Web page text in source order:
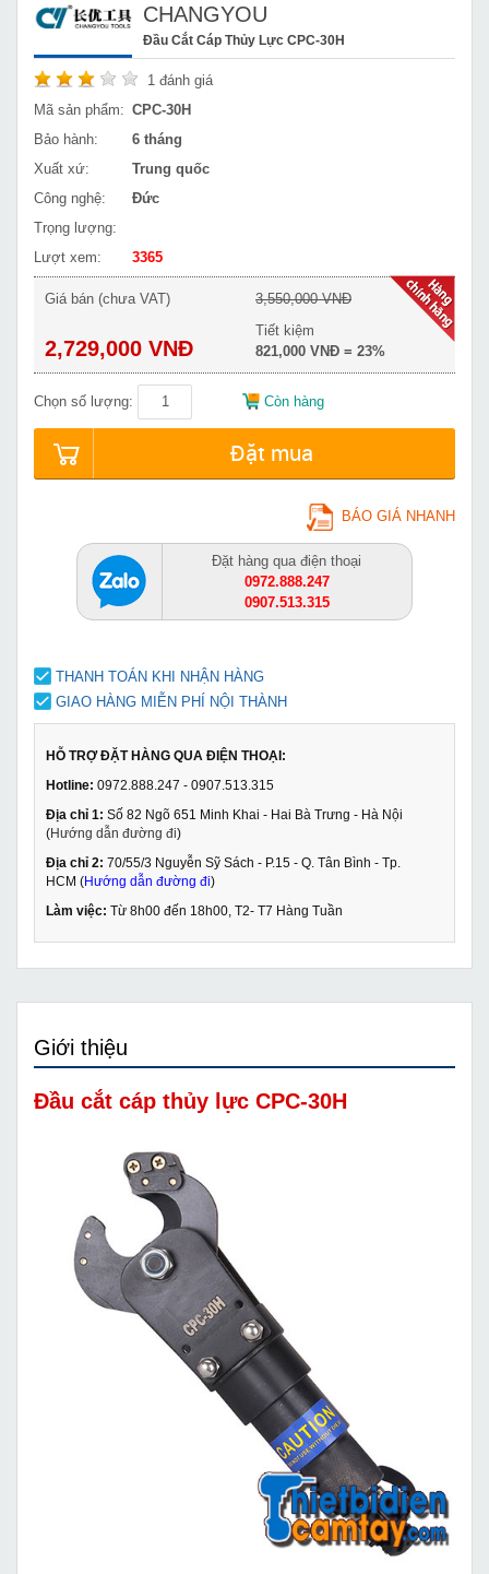
CHANGYOU
Đầu Cắt Cáp Thủy Lực CPC-30H
1 đánh giá
Mã sản phẩm: CPC-30H
Bảo hành:
6 tháng
Xuất xứ:
Trung quốc
Công nghệ:
Đức
Trọng lượng:
Lượt xem:
3365
Giá bán (chưa VAT)
2,729,000 VNĐ
3,550,000 VNĐ
Tiết kiệm
821,000 VNĐ = 23%
Chọn số lượng: Còn hàng
Đặt mua
BÁO GIÁ NHANH
Đặt hàng qua điện thoại
0972.888.247
0907.513.315
THANH TOÁN KHI NHẬN HÀNG
GIAO HÀNG MIỄN PHÍ NỘI THÀNH
HỖ TRỢ ĐẶT HÀNG QUA ĐIỆN THOẠI:
Hotline: 0972.888.247 - 0907.513.315
Địa chỉ 1: Số 82 Ngõ 651 Minh Khai - Hai Bà Trưng - Hà Nội
(Hướng dẫn đường đi)
Địa chỉ 2: 70/55/3 Nguyễn Sỹ Sách - P.15 - Q. Tân Bình - Tp.
HCM (Hướng dẫn đường đi)
Làm việc: Từ 8h00 đến 18h00, T2- T7 Hàng Tuần
Giới thiệu
Đầu cắt cáp thủy lực CPC-30H